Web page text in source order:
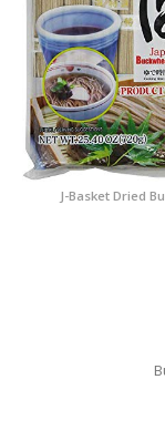
J-Basket Dried